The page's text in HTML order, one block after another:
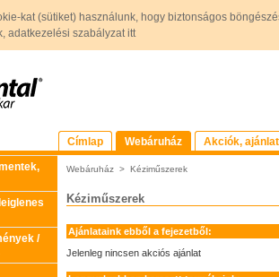
kat (sütiket) használunk, hogy biztonságos
adatkezelési szabályzat itt
Címlap Webáruház
Akciók,
/
Webáruház > Kéziműszerek
Kéziműszerek
Ajánlataink ebből a fejezetből:
Jelenleg nincsen akciós ajánlat